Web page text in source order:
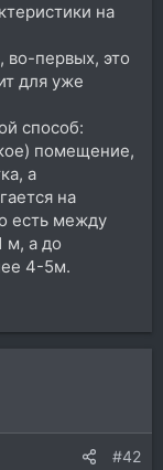
на
во-первых, это
для уже
способ:
помещение,
а
на
есть между
м, а до
4-5м.
#42